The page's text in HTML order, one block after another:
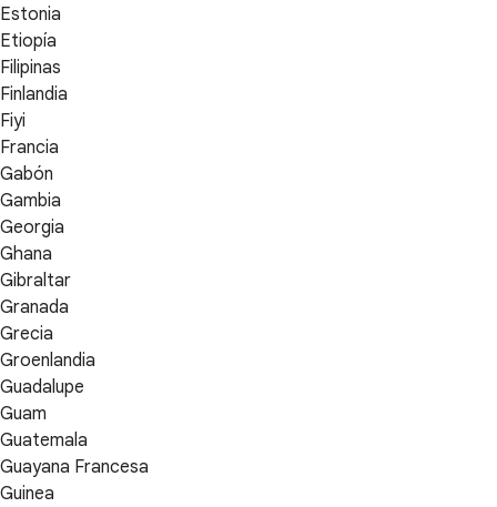
Estonia
Etiopía
Filipinas
Finlandia
Fiyi
Francia
Gabón
Gambia
Georgia
Ghana
Gibraltar
Granada
Grecia
Groenlandia
Guadalupe
Guam
Guatemala
Guayana Francesa
Guinea